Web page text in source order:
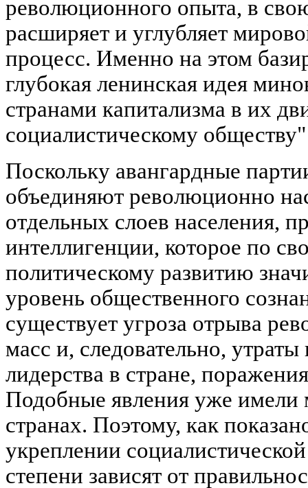
революционного опыта, в
расширяет и углубляет
процесс. Именно на этом
глубокая ленинская идея
странами капитализма в их
социалистическому
Поскольку авангардные
объединяют революционно
отдельных слоев населения,
интеллигенции, которое по
политическому развитию
уровень общественного
существует угроза отрыва
масс и, следовательно,
лидерства в стране,
Подобные явления уже имели
странах. Поэтому, как
укреплении
степени зависят от